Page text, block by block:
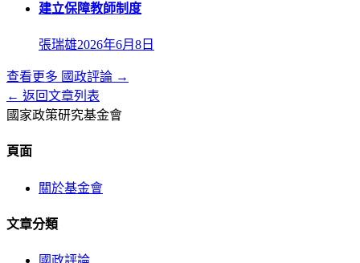
建立保障教師制度
張瑞雄2026年6月8日
查看更多 國政評論 →
← 返回文章列表
國家政策研究基金會
頁面
關於基金會
文章分類